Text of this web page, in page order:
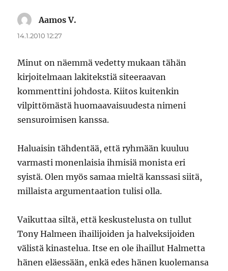
Aamos V.
14.1.2010 12:27
Minut on näemmä vedetty mukaan tähän
kirjoitelmaan lakitekstiä siteeraavan
kommenttini johdosta. Kiitos kuitenkin
vilpittömästä huomaavaisuudesta nimeni
sensuroimisen kanssa.
Haluaisin tähdentää, että ryhmään kuuluu
varmasti monenlaisia ihmisiä monista eri
syistä. Olen myös samaa mieltä kanssasi siitä,
millaista argumentaation tulisi olla.
Vaikuttaa siltä, että keskustelusta on tullut
Tony Halmeen ihailijoiden ja halveksijoiden
välistä kinastelua. Itse en ole ihaillut Halmetta
hänen eläessään, enkä edes hänen kuolemansa